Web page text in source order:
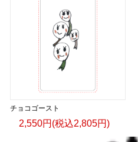
チョコゴースト
2,550円(税込2,805円)